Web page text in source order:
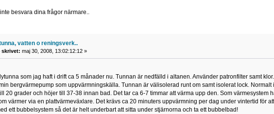
besvara dina frågor närmare..
vatten o reningsverk..
skrivet: maj 30, 2008, 13:02:12:12 »
som jag haft i drift ca 5 månader nu. Tunnan är nedfälld i altanen. Använder patronfilter samt
bergvärmepump som uppvärmningskälla. Tunnan är välisolerad runt om samt isolerat lock. Normalt
20 grader och höjer till 37-38 innan bad. Det tar ca 6-7 timmar att värma upp den. Som värmesystem
värmer via en plattvärmeväxlare. Det krävs ca 20 minuters uppvärmning per dag under vintertid för
ett bubbelsystem så det är helt underbart att sitta under stjärnorna och ta ett bubbelbad!